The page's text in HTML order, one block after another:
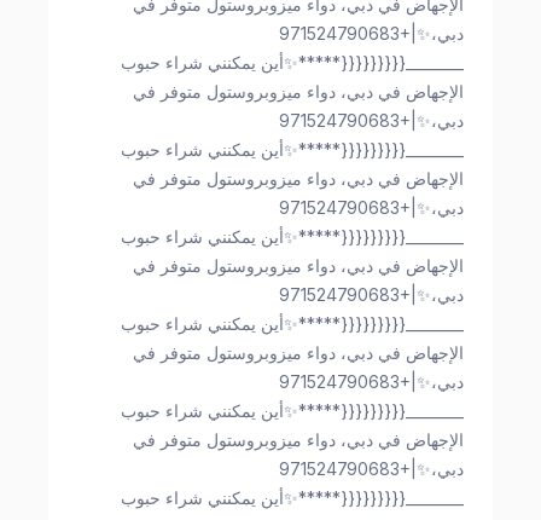
دبي،✨|+971524790683
________{{{{{{{{{*****✨أين يمكنني شراء حبوب
الإجهاض في دبي، دواء ميزوبروستول متوفر في
دبي،✨|+971524790683
________{{{{{{{{{*****✨أين يمكنني شراء حبوب
الإجهاض في دبي، دواء ميزوبروستول متوفر في
دبي،✨|+971524790683
________{{{{{{{{{*****✨أين يمكنني شراء حبوب
الإجهاض في دبي، دواء ميزوبروستول متوفر في
دبي،✨|+971524790683
________{{{{{{{{{*****✨أين يمكنني شراء حبوب
الإجهاض في دبي، دواء ميزوبروستول متوفر في
دبي،✨|+971524790683
________{{{{{{{{{*****✨أين يمكنني شراء حبوب
الإجهاض في دبي، دواء ميزوبروستول متوفر في
دبي،✨|+971524790683
________{{{{{{{{{*****✨أين يمكنني شراء حبوب